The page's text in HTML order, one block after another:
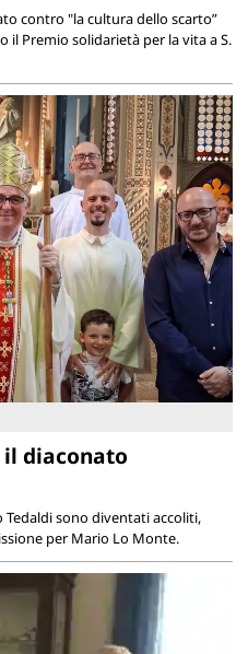
contro "la cultura dello scarto”
il Premio solidarietà per la vita a S.
diaconato
Tedaldi sono diventati accoliti,
per Mario Lo Monte.